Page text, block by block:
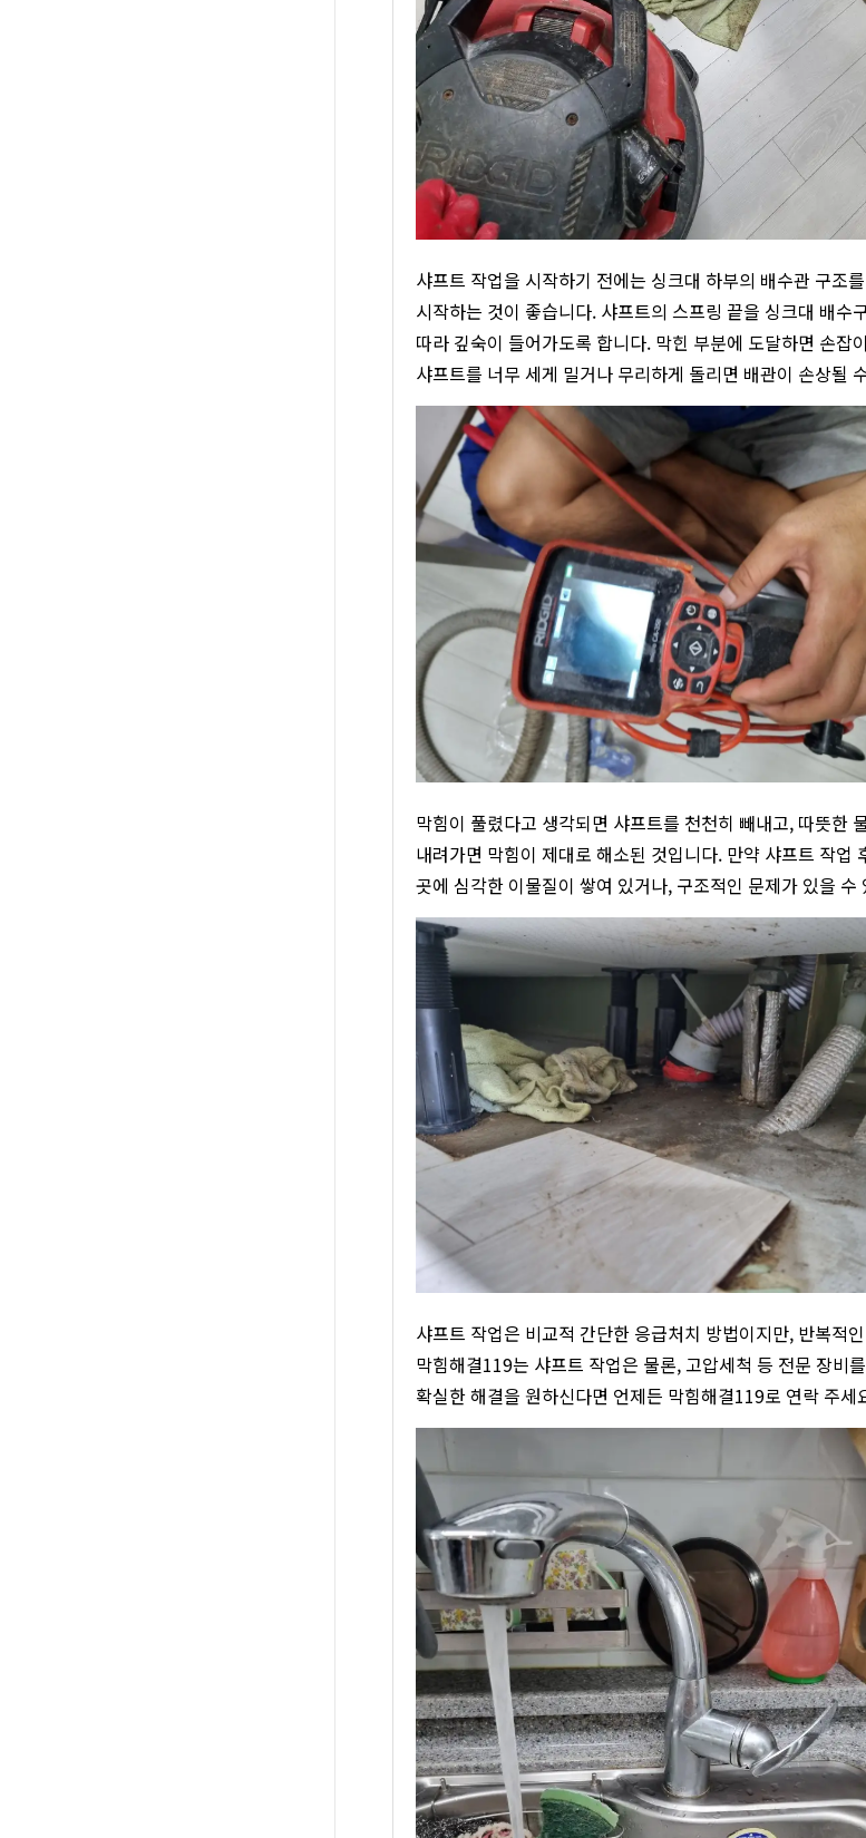
샤프트 작업을 시작하기 전에는 싱크대 하부의 배수관 구조
시작하는 것이 좋습니다. 샤프트의 스프링 끝을 싱크대 배
따라 깊숙이 들어가도록 합니다. 막힌 부분에 도달하면 손
샤프트를 너무 세게 밀거나 무리하게 돌리면 배관이 손상될
막힘이 풀렸다고 생각되면 샤프트를 천천히 빼내고, 따뜻한
내려가면 막힘이 제대로 해소된 것입니다. 만약 샤프트 작
곳에 심각한 이물질이 쌓여 있거나, 구조적인 문제가 있을 수
샤프트 작업은 비교적 간단한 응급처치 방법이지만, 반복적
막힘해결119는 샤프트 작업은 물론, 고압세척 등 전문 장비
확실한 해결을 원하신다면 언제든 막힘해결119로 연락 주